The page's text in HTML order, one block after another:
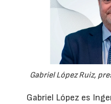
Gabriel López Ruiz,
Gabriel López es